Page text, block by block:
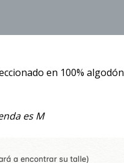
en 100% algodón
es M